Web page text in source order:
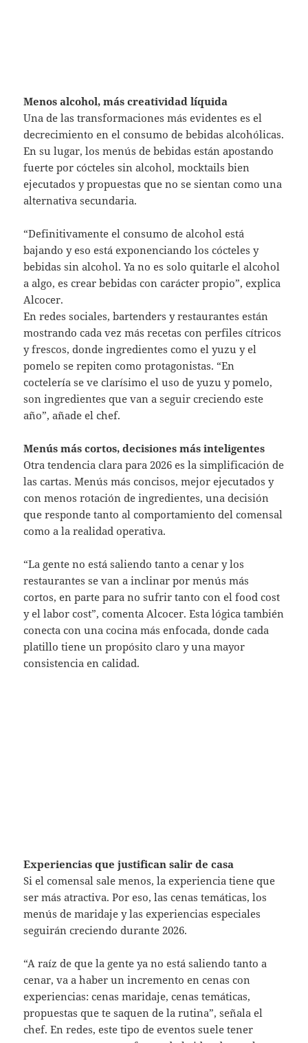
Menos alcohol, más creatividad líquida
Una de las transformaciones más evidentes es el
decrecimiento en el consumo de bebidas alcohólicas.
En su lugar, los menús de bebidas están apostando
fuerte por cócteles sin alcohol, mocktails bien
ejecutados y propuestas que no se sientan como una
alternativa secundaria.
“Definitivamente el consumo de alcohol está
bajando y eso está exponenciando los cócteles y
bebidas sin alcohol. Ya no es solo quitarle el alcohol
a algo, es crear bebidas con carácter propio”, explica
Alcocer.
En redes sociales, bartenders y restaurantes están
mostrando cada vez más recetas con perfiles cítricos
y frescos, donde ingredientes como el yuzu y el
pomelo se repiten como protagonistas. “En
coctelería se ve clarísimo el uso de yuzu y pomelo,
son ingredientes que van a seguir creciendo este
año”, añade el chef.
Menús más cortos, decisiones más inteligentes
Otra tendencia clara para 2026 es la simplificación de
las cartas. Menús más concisos, mejor ejecutados y
con menos rotación de ingredientes, una decisión
que responde tanto al comportamiento del comensal
como a la realidad operativa.
“La gente no está saliendo tanto a cenar y los
restaurantes se van a inclinar por menús más
cortos, en parte para no sufrir tanto con el food cost
y el labor cost”, comenta Alcocer. Esta lógica también
conecta con una cocina más enfocada, donde cada
platillo tiene un propósito claro y una mayor
consistencia en calidad.
Experiencias que justifican salir de casa
Si el comensal sale menos, la experiencia tiene que
ser más atractiva. Por eso, las cenas temáticas, los
menús de maridaje y las experiencias especiales
seguirán creciendo durante 2026.
“A raíz de que la gente ya no está saliendo tanto a
cenar, va a haber un incremento en cenas con
experiencias: cenas maridaje, cenas temáticas,
propuestas que te saquen de la rutina”, señala el
chef. En redes, este tipo de eventos suele tener